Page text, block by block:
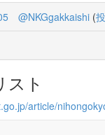
@NKGgakkaishi (
スト
article/